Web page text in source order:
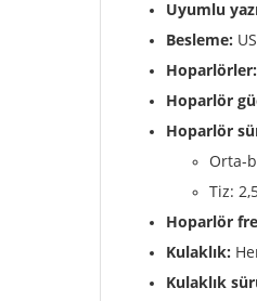
Uyumlu
Besleme:
Hoparlörler:
Hoparlör
Hoparlör
Orta-
Tiz:
Hoparlör
Kulaklık:
Kulaklık